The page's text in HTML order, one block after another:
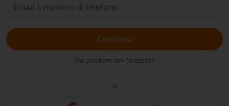
Continua
Hai problemi con l'accesso?
o